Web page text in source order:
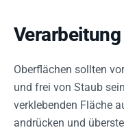
Oberflächen sollten
und frei von Staub
verklebenden Fläche
andrücken und